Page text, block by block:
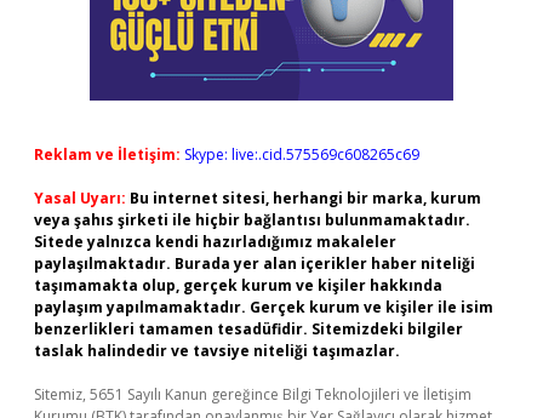
Reklam ve İletişim: Skype: live:.cid.575569c608265c69
Yasal Uyarı: Bu internet sitesi, herhangi bir marka, kurum
veya şahıs şirketi ile hiçbir bağlantısı bulunmamaktadır.
Sitede yalnızca kendi hazırladığımız makaleler
paylaşılmaktadır. Burada yer alan içerikler haber niteliği
taşımamakta olup, gerçek kurum ve kişiler hakkında
paylaşım yapılmamaktadır. Gerçek kurum ve kişiler ile isim
benzerlikleri tamamen tesadüfidir. Sitemizdeki bilgiler
taslak halindedir ve tavsiye niteliği taşımazlar.
Sitemiz, 5651 Sayılı Kanun gereğince Bilgi Teknolojileri ve İletişim